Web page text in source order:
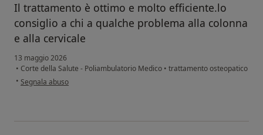
Il trattamento è ottimo e molto efficiente.lo
consiglio a chi a qualche problema alla colonna
e alla cervicale
13 maggio 2026
• Corte della Salute - Poliambulatorio Medico • trattamento osteopatico
• secondo l'opinione dell'utente Marco
Segnala abuso